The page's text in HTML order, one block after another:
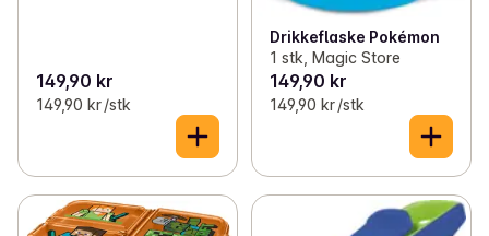
✓ Fredagstaco
✓ Leke ute (5)
✓ Leke inne (20)
149,90 kr
149,90 kr /stk
Drikkeflaske Pokémon
1 stk, Magic Store
149,90 kr
149,90 kr /stk